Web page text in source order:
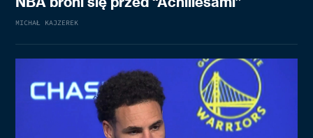
MICHAŁ KAJZEREK